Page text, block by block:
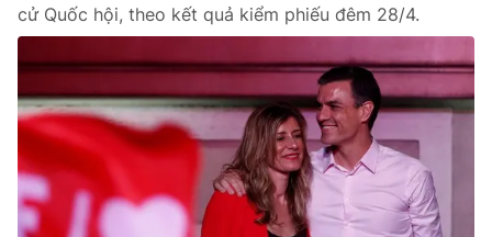
cử Quốc hội, theo kết quả kiểm phiếu đêm 28/4.